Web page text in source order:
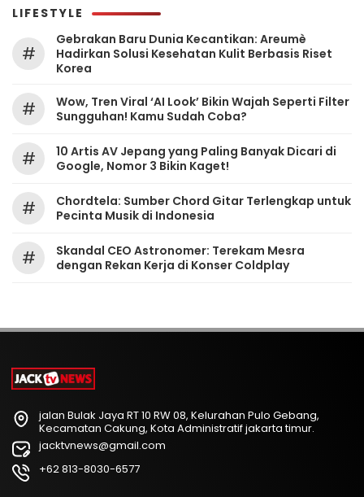
LIFESTYLE
#
Gebrakan Baru Dunia Kecantikan: Areumè
Hadirkan Solusi Kesehatan Kulit Berbasis Riset
Korea
#
Wow, Tren Viral ‘AI Look’ Bikin Wajah Seperti Filter
Sungguhan! Kamu Sudah Coba?
#
10 Artis AV Jepang yang Paling Banyak Dicari di
Google, Nomor 3 Bikin Kaget!
#
Chordtela: Sumber Chord Gitar Terlengkap untuk
Pecinta Musik di Indonesia
#
Skandal CEO Astronomer: Terekam Mesra
dengan Rekan Kerja di Konser Coldplay
jalan Bulak Jaya RT 10 RW 08, Kelurahan Pulo Gebang,
Kecamatan Cakung, Kota Administratif jakarta timur.
jacktvnews@gmail.com
+62 813-8030-6577